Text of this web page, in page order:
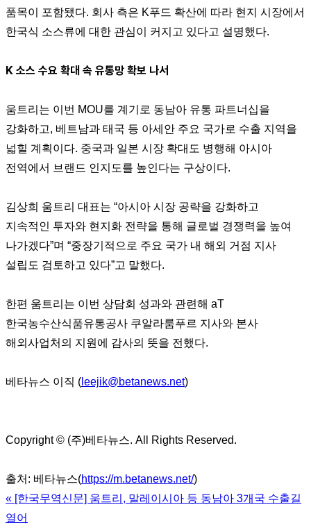
품목이 포함됐다. 회사 측은 K푸드 확산에 따라 현지 시장에서
한국식 소스류에 대한 관심이 커지고 있다고 설명했다.
K 소스 수요 확대 속 유통망 확보 나서
움트리는 이번 MOU를 계기로 동남아 유통 파트너십을
강화하고, 베트남과 태국 등 아세안 주요 국가로 수출 지역을
넓힐 계획이다. 중국과 일본 시장 확대도 병행해 아시아
전역에서 브랜드 인지도를 높인다는 구상이다.
김상희 움트리 대표는 “아시아 시장 공략을 강화하고
지속적인 투자와 현지화 전략을 통해 글로벌 경쟁력을 높여
나가겠다”며 “중장기적으로 주요 국가 내 해외 거점 지사
설립도 검토하고 있다”고 말했다.
한편 움트리는 이번 상담회 성과와 관련해 aT
한국농수산식품유통공사 쿠알라룸푸르 지사와 본사
해외사업처의 지원에 감사의 뜻을 전했다.
베타뉴스 이직 ( leejik@betanews.net)
Copyright © (주)베타뉴스. All Rights Reserved.
출처: 베타뉴스(https://m.betanews.net/)
« [한국무역신문] 움트리, 말레이시아 등 동남아 3개국 수출길
열어